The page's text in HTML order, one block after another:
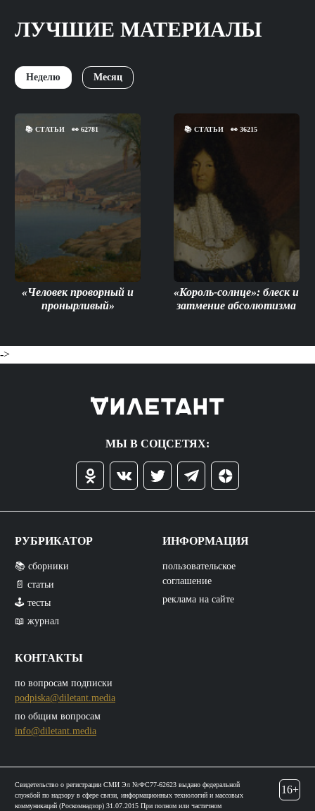
ЛУЧШИЕ МАТЕРИАЛЫ
Неделю Месяц
📚 СТАТЬИ 👀 62781
«Человек проворный и
пронырливый»
📚СТАТЬИ 👀36215
«Король-солнце»: блеск и
затмение абсолютизма
->
МЫ В СОЦСЕТЯХ:
РУБРИКАТОР
📚 сборники
📄 статьи
🕹️ тесты
📖 журнал
КОНТАКТЫ
по вопросам подписки
podpiska@diletant.media
по общим вопросам
info@diletant.media
ИНФОРМАЦИЯ
пользовательское
соглашение
реклама на сайте
Свидетельство о регистрации СМИ Эл №ФС77-62623 выдано федеральной
службой по надзору в сфере связи, информационных технологий и массовых
коммуникаций (Роскомнадзор) 31.07.2015 При полном или частичном
16+